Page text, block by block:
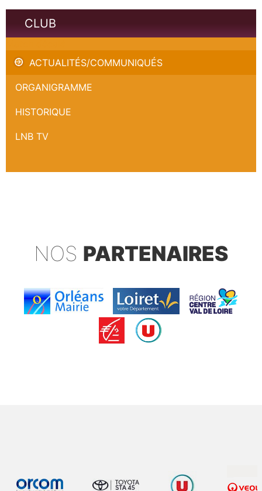
CLUB
ACTUALITÉS/COMMUNIQUÉS
ORGANIGRAMME
HISTORIQUE
LNB TV
NOS PARTENAIRES